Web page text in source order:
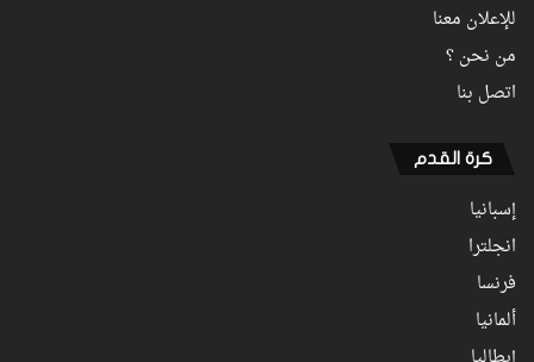
للإعلان معنا
من نحن ؟
اتصل بنا
كرة القدم
إسبانيا
انجلترا
فرنسا
ألمانيا